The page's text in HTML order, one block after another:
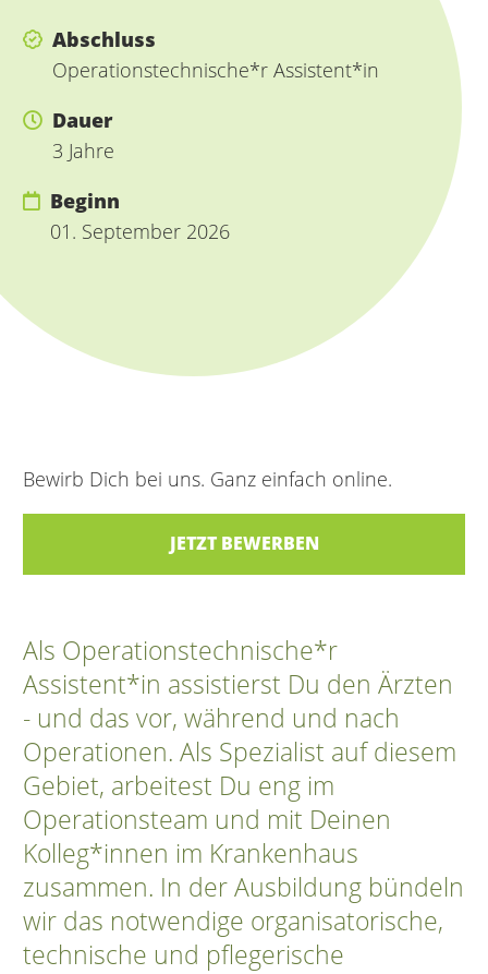
Abschluss
Operationstechnische*r Assistent*in
Dauer
3 Jahre
Beginn
01. September 2026
Bewirb Dich bei uns. Ganz einfach online.
JETZT BEWERBEN
Als Operationstechnische*r
Assistent*in assistierst Du den Ärzten
- und das vor, während und nach
Operationen. Als Spezialist auf diesem
Gebiet, arbeitest Du eng im
Operationsteam und mit Deinen
Kolleg*innen im Krankenhaus
zusammen. In der Ausbildung bündeln
wir das notwendige organisatorische,
technische und pflegerische